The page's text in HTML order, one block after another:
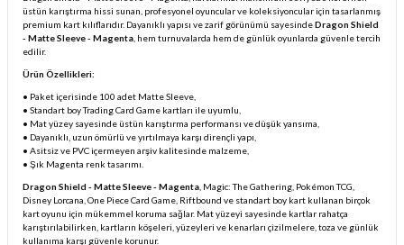
üstün karıştırma hissi sunan, profesyonel oyuncular ve koleksiyoncular için tasarlanmış
premium kart kılıflarıdır. Dayanıklı yapısı ve zarif görünümü sayesindeDragon Shield
- Matte Sleeve - Magenta , hem turnuvalarda hem de günlük oyunlarda güvenle tercih
edilir.
Ürün Özellikleri:
• Paket içerisinde 100 adet Matte Sleeve,
• Standart boy Trading Card Game kartları ile uyumlu,
• Mat yüzey sayesinde üstün karıştırma performansı ve düşük yansıma,
• Dayanıklı, uzun ömürlü ve yırtılmaya karşı dirençli yapı,
• Asitsiz ve PVC içermeyen arşiv kalitesinde malzeme,
• Şık Magenta renk tasarımı.
Dragon Shield - Matte Sleeve - Magenta , Magic: The Gathering, Pokémon TCG,
Disney Lorcana, One Piece Card Game, Riftbound ve standart boy kart kullanan birçok
kart oyunu için mükemmel koruma sağlar. Mat yüzeyi sayesinde kartlar rahatça
karıştırılabilirken, kartların köşeleri, yüzeyleri ve kenarları çizilmelere, toza ve günlük
kullanıma karşı güvenle korunur.